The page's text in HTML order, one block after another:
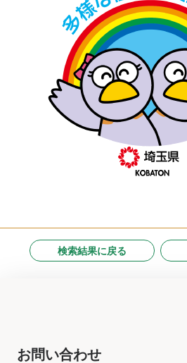
検索結果に戻る
お問い合わせ